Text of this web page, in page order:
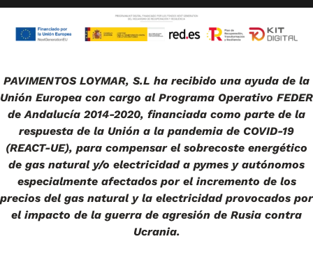
PAVIMENTOS LOYMAR, S.L ha recibido una ayuda de la
Unión Europea con cargo al Programa Operativo FEDER
de Andalucía 2014-2020, financiada como parte de la
respuesta de la Unión a la pandemia de COVID-19
(REACT-UE), para compensar el sobrecoste energético
de gas natural y/o electricidad a pymes y autónomos
especialmente afectados por el incremento de los
precios del gas natural y la electricidad provocados por
el impacto de la guerra de agresión de Rusia contra
Ucrania.